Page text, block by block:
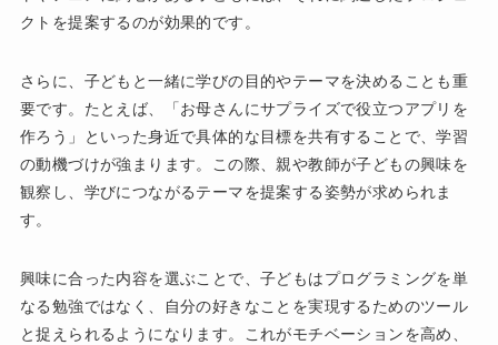
クトを提案するのが効果的です。
さらに、子どもと一緒に学びの目的やテーマを決めることも重
要です。たとえば、「お母さんにサプライズで役立つアプリを
作ろう」といった身近で具体的な目標を共有することで、学習
の動機づけが強まります。この際、親や教師が子どもの興味を
観察し、学びにつながるテーマを提案する姿勢が求められま
す。
興味に合った内容を選ぶことで、子どもはプログラミングを単
なる勉強ではなく、自分の好きなことを実現するためのツール
と捉えられるようになります。これがモチベーションを高め、